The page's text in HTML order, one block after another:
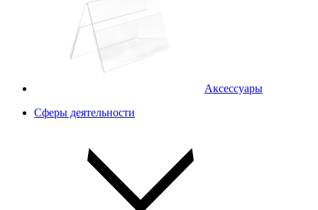
Аксессуары
Сферы деятельности